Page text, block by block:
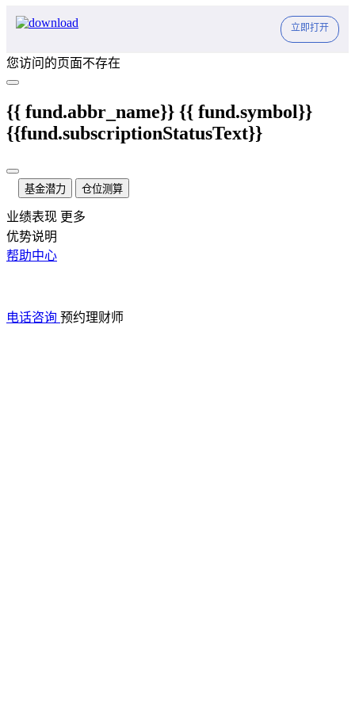
立即打开
您访问的页面不存在
{{ fund.abbr_name}} {{ fund.symbol}}
{{fund.subscriptionStatusText}}
基金潜力 仓位测算
业绩表现 更多
优势说明
帮助中心
电话咨询 预约理财师